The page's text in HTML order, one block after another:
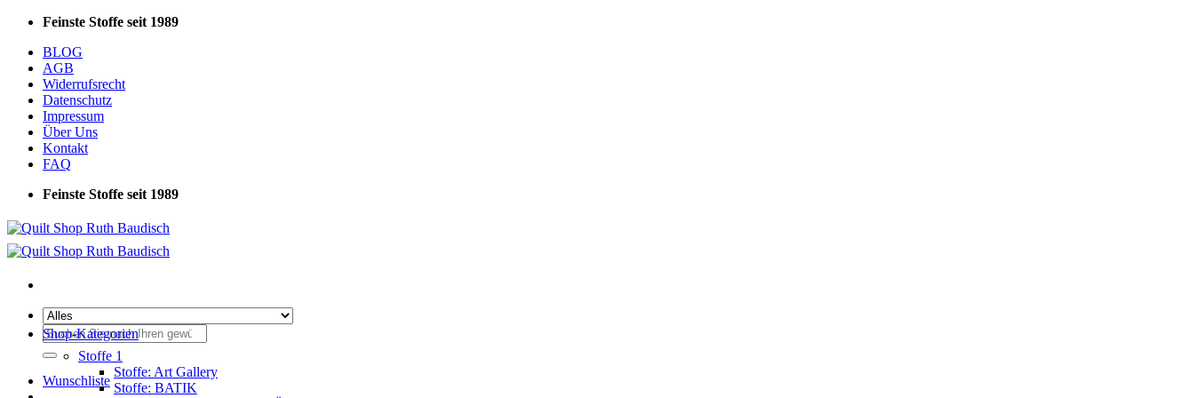
Zum
springen
Feinste Stoffe seit 1989
BLOG
AGB
Widerrufsrecht
Datenschutz
Impressum
Über Uns
Kontakt
FAQ
Feinste Stoffe seit 1989
Suchen
nach:
Wunschliste
Shop-Kategorien
Stoffe 1
Stoffe: Art Gallery
Stoffe: BATIK